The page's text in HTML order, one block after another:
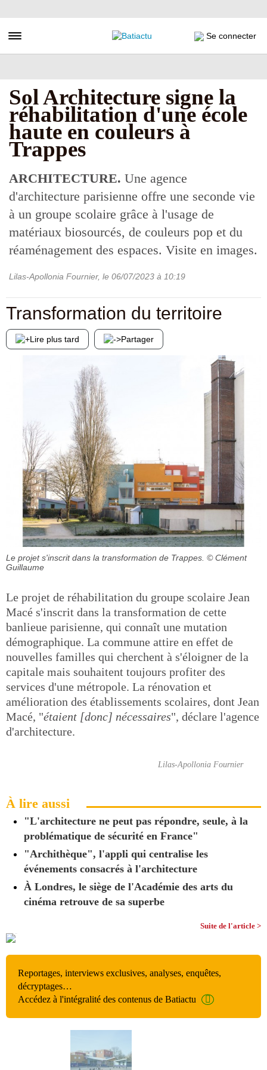
au
principal
Toggle navigation Se connecter
Sol Architecture signe la
réhabilitation d'une école
haute en couleurs à
Trappes
ARCHITECTURE. Une agence
d'architecture parisienne offre une seconde vie
à un groupe scolaire grâce à l'usage de
matériaux biosourcés, de couleurs pop et du
réaménagement des espaces. Visite en images.
Lilas-Apollonia Fournier, le 06/07/2023 à 10:19
Transformation du territoire
Lire plus tard Partager
Le projet s'inscrit dans la transformation de Trappes. © Clément
Guillaume
Le projet de réhabilitation du groupe scolaire Jean
Macé s'inscrit dans la transformation de cette
banlieue parisienne, qui connaît une mutation
démographique. La commune attire en effet de
nouvelles familles qui cherchent à s'éloigner de la
capitale mais souhaitent toujours profiter des
services d'une métropole. La rénovation et
amélioration des établissements scolaires, dont Jean
Macé, "étaient [donc] nécessaires", déclare l'agence
d'architecture.
Lilas-Apollonia Fournier
À lire aussi
"L'architecture ne peut pas répondre, seule, à la
problématique de sécurité en France"
"Archithèque", l'appli qui centralise les
événements consacrés à l'architecture
À Londres, le siège de l'Académie des arts du
cinéma retrouve de sa superbe
Suite de l'article >
Reportages, interviews exclusives, analyses, enquêtes,
décryptages…
Accédez à l'intégralité des contenus de Batiactu